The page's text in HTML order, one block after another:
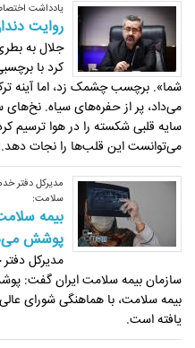
یادداشت
روایت
جلال به
کرد با
شما». برچسب چشمک زد، اما آینه‌
می‌داد، پر از حفره‌های سیاه.
سایه قلبی شکسته را در هوا ترسیم
می‌توانست این قلب‌ها را نجات
مدیرکل دفتر
سلامت:
بیمه
پوشش
مدیرکل
سازمان بیمه سلامت ایران گفت:
یافته است.